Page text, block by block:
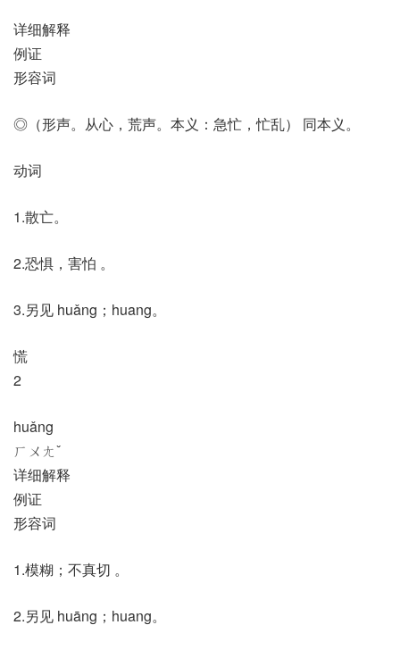
详细解释
例证
形容词
◎（形声。从心，荒声。本义：急忙，忙乱） 同本义。
动词
1.散亡。
2.恐惧，害怕 。
3.另见 huǎng；huang。
慌
2
huǎng
ㄏㄨㄤˇ
详细解释
例证
形容词
1.模糊；不真切 。
2.另见 huāng；huang。